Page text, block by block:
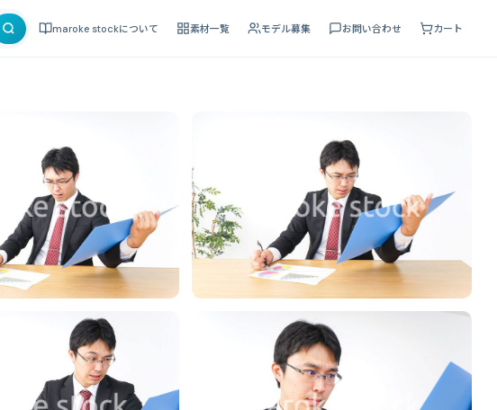
maroke stockについて 素材一覧 モデル募集 お問い合わせ カート